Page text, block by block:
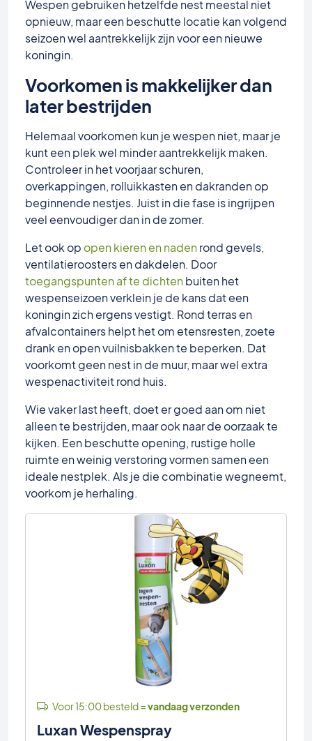
Wespen gebruiken hetzelfde nest meestal niet
opnieuw, maar een beschutte locatie kan volgend
seizoen wel aantrekkelijk zijn voor een nieuwe
koningin.
Voorkomen is makkelijker dan
later bestrijden
Helemaal voorkomen kun je wespen niet, maar je
kunt een plek wel minder aantrekkelijk maken.
Controleer in het voorjaar schuren,
overkappingen, rolluikkasten en dakranden op
beginnende nestjes. Juist in die fase is ingrijpen
veel eenvoudiger dan in de zomer.
Let ook op open kieren en nadenrond gevels,
ventilatieroosters en dakdelen. Door
toegangspunten af te dichtenbuiten het
wespenseizoen verklein je de kans dat een
koningin zich ergens vestigt. Rond terras en
afvalcontainers helpt het om etensresten, zoete
drank en open vuilnisbakken te beperken. Dat
voorkomt geen nest in de muur, maar wel extra
wespenactiviteit rond huis.
Wie vaker last heeft, doet er goed aan om niet
alleen te bestrijden, maar ook naar de oorzaak te
kijken. Een beschutte opening, rustige holle
ruimte en weinig verstoring vormen samen een
ideale nestplek. Als je die combinatie wegneemt,
voorkom je herhaling.
Voor 15:00 besteld =vandaag verzonden
Luxan Wespenspray